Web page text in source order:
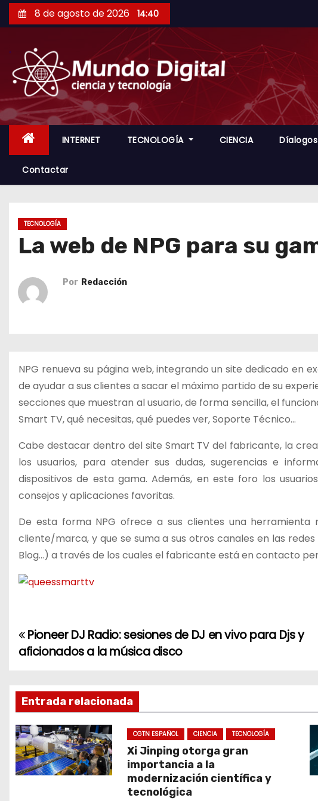
a
a
l
8 de agosto de 2026 14:40
INTERNET TECNOLOGÍA CIENCIA
Contactar
TECNOLOGÍA
La web de NPG para su
Por Redacción
NPG renueva su página web, integrando un site dedicado en
de ayudar a sus clientes a sacar el máximo partido de su
secciones que muestran al usuario, de forma sencilla, el
Smart TV, qué necesitas, qué puedes ver, Soporte Técnico…
Cabe destacar dentro del site Smart TV del fabricante, la
los usuarios, para atender sus dudas, sugerencias e
dispositivos de esta gama. Además, en este foro los
consejos y aplicaciones favoritas.
De esta forma NPG ofrece a sus clientes una
cliente/marca, y que se suma a sus otros canales en las
Blog…) a través de los cuales el fabricante está en contacto
N
v
e
g
a
Pioneer DJ Radio: sesiones de DJ en vivo para Djs y
aficionados a la música disco
Entrada relacionada
CGTN ESPAÑOL CIENCIA TECNOLOGÍA
Xi Jinping otorga gran
importancia a la
modernización científica y
tecnológica